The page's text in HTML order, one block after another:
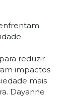
reduzir
impactos
mais
Dayanne